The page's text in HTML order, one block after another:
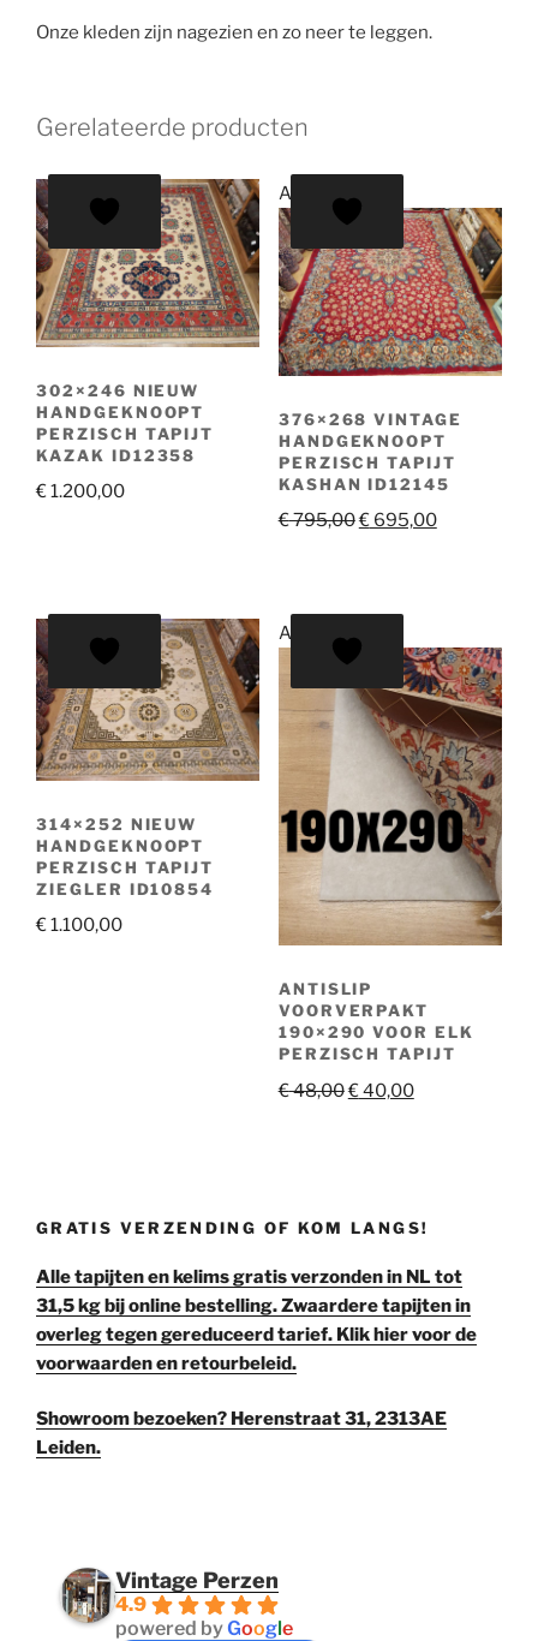
Onze kleden zijn nagezien en zo neer te leggen.
Gerelateerde producten
302×246 NIEUW
HANDGEKNOOPT
PERZISCH TAPIJT
KAZAK ID12358
€1.200,00
Aanbieding!
376×268 VINTAGE
HANDGEKNOOPT
PERZISCH TAPIJT
KASHAN ID12145
€795,00Oorspronkelijke
€695,00Huidige
314×252 NIEUW
HANDGEKNOOPT
PERZISCH TAPIJT
ZIEGLER ID10854
€1.100,00
Aanbieding!
ANTISLIP
VOORVERPAKT
190×290 VOOR ELK
PERZISCH TAPIJT
€48,00Oorspronkelijke
€40,00Huidige
GRATIS VERZENDING OF KOM LANGS!
Alle tapijten en kelims gratis verzonden in NL tot
31,5 kg bij online bestelling. Zwaardere tapijten in
overleg tegen gereduceerd tarief. Klik hier voor de
voorwaarden en retourbeleid.
Showroom bezoeken? Herenstraat 31, 2313AE
Leiden.
Vintage Perzen
4.9
powered byGoogle